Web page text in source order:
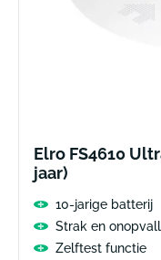
Elro FS4610
jaar)
10-jarige batterij
Strak en
Zelftest functie